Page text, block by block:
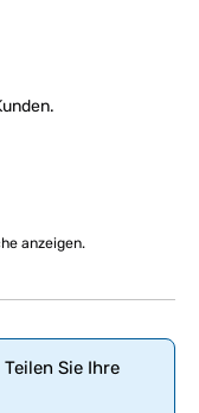
anzeigen.
Sie Ihre